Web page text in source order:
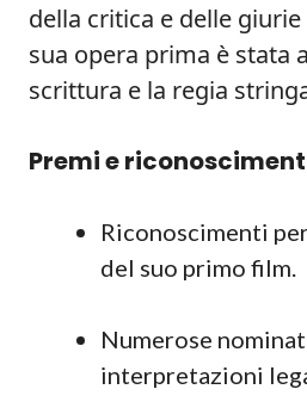
della critica e delle
sua opera prima è stata
scrittura e la regia
Premi e
Riconoscimenti
del suo primo film.
Numerose
interpretazioni